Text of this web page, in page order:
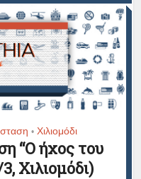
• Χιλιομόδι
“Ο ήχος του
Χιλιομόδι)